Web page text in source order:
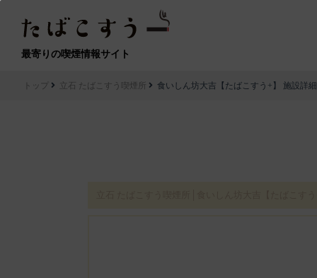
最寄りの喫煙情報サイト
トップ 立石 たばこすう喫煙所 食いしん坊大吉【たばこすう+】 施設詳細